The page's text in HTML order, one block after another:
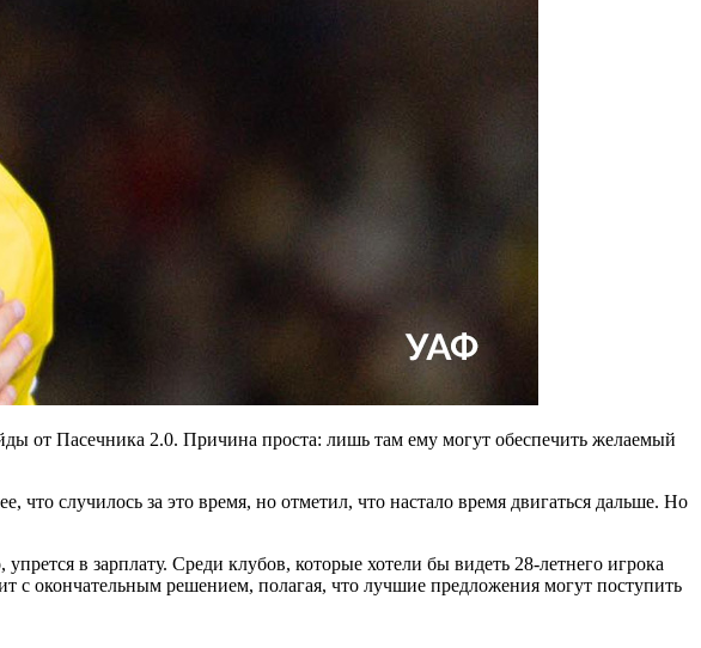
от Пасечника 2.0. Причина проста: лишь там ему могут обеспечить желаемый
случилось за это время, но отметил, что настало время двигаться дальше. Но
в зарплату. Среди клубов, которые хотели бы видеть 28-летнего игрока
окончательным решением, полагая, что лучшие предложения могут поступить